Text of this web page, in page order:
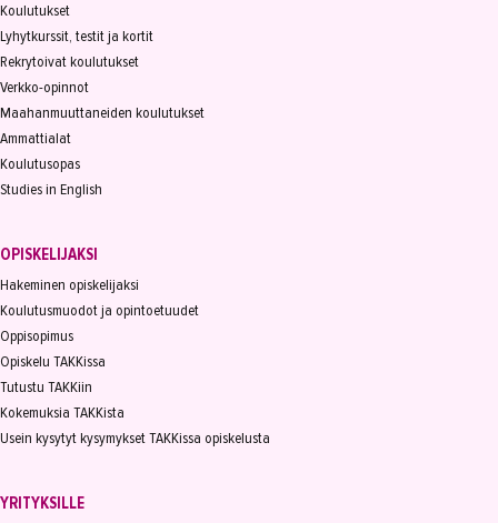
Koulutukset
Lyhytkurssit, testit ja kortit
Rekrytoivat koulutukset
Verkko-opinnot
Maahanmuuttaneiden koulutukset
Ammattialat
Koulutusopas
Studies in English
OPISKELIJAKSI
Hakeminen opiskelijaksi
Koulutusmuodot ja opintoetuudet
Oppisopimus
Opiskelu TAKKissa
Tutustu TAKKiin
Kokemuksia TAKKista
Usein kysytyt kysymykset TAKKissa opiskelusta
YRITYKSILLE